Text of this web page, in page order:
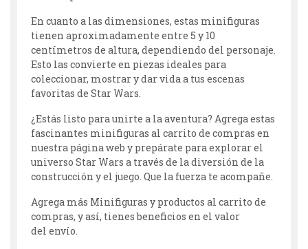
En cuanto a las dimensiones, estas minifiguras
tienen aproximadamente entre 5 y 10
centímetros de altura, dependiendo del personaje.
Esto las convierte en piezas ideales para
coleccionar, mostrar y dar vida a tus escenas
favoritas de Star Wars.
¿Estás listo para unirte a la aventura? Agrega estas
fascinantes minifiguras al carrito de compras en
nuestra página web y prepárate para explorar el
universo Star Wars a través de la diversión de la
construcción y el juego. Que la fuerza te acompañe.
Agrega más Minifiguras y productos al carrito de
compras, y así, tienes beneficios en el valor
del envío.